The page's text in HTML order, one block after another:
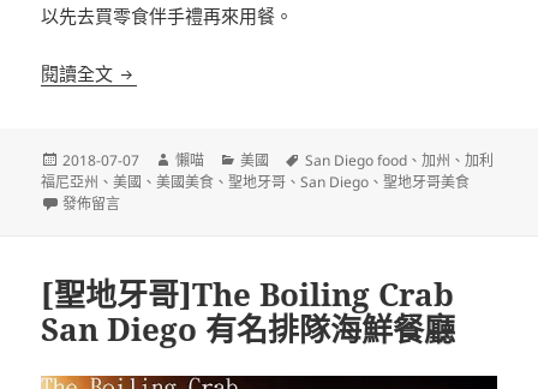
以先去買零食伴手禮再來用餐。
閱讀全文 [聖地牙哥]Filippi’s Pizza Grotto Scripps Ranch 連
發
佈
日
2018-07-07
作
者
懶喵
分
類
美國
標
籤
San Diego food 、加州 、加利
福尼亞州 、美國 、美國美食 、聖地牙哥 、San Diego 、聖地牙哥美食
在〈[聖地牙哥]Filippi’s Pizza Grotto Scripps Ranch 連瑣披薩老店〉
發佈留言
[聖地牙哥]The Boiling Crab
San Diego 有名排隊海鮮餐廳